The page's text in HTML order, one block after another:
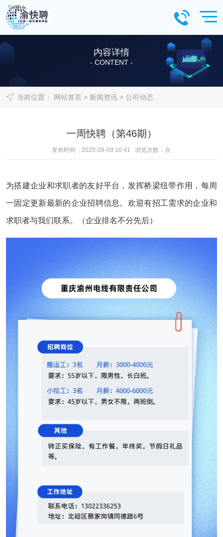
内容详情
- CONTENT -
当前位置： 网站首页> 新闻资讯> 公司动态
一周快聘（第46期）
发布时间：2025-09-09 10:41 浏览次数： 次
为搭建企业和求职者的友好平台，发挥桥梁纽带作用，每周
一固定更新最新的企业招聘信息。欢迎有招工需求的企业和
求职者与我们联系。（企业排名不分先后）